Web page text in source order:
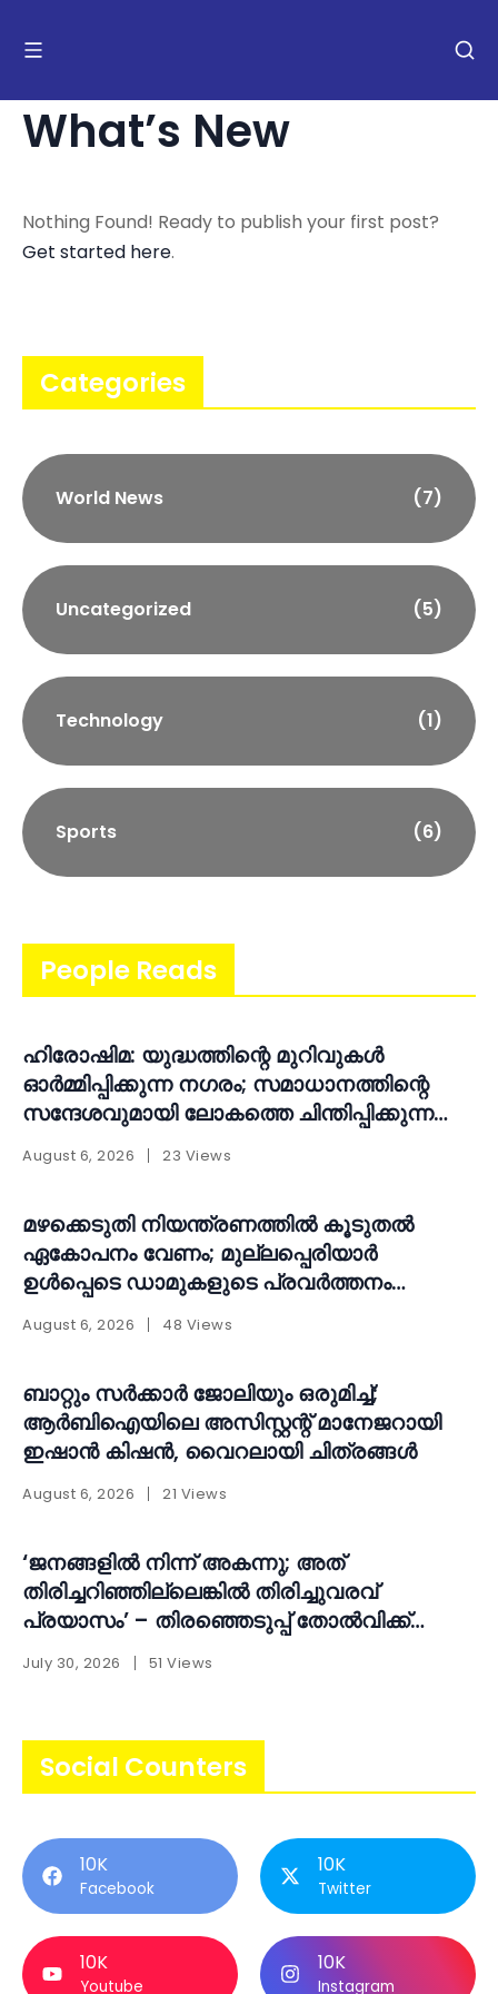
What’s New
Nothing Found! Ready to publish your first post?
Get started here.
Categories
World News (7)
Uncategorized (5)
Technology (1)
Sports (6)
People Reads
ഹിരോഷിമ: യുദ്ധത്തിന്റെ മുറിവുകൾ
ഓർമ്മിപ്പിക്കുന്ന നഗരം; സമാധാനത്തിന്റെ
സന്ദേശവുമായി ലോകത്തെ ചിന്തിപ്പിക്കുന്ന
August 6, 2026 23 Views
മഴക്കെടുതി നിയന്ത്രണത്തിൽ കൂടുതൽ
ഏകോപനം വേണം; മുല്ലപ്പെരിയാർ
ഉൾപ്പെടെ ഡാമുകളുടെ പ്രവർത്തനം
പുനഃപരിശോധിക്കണമെന്ന് ആവശ്യം
August 6, 2026 48 Views
ബാറ്റും സർക്കാർ ജോലിയും ഒരുമിച്ച്;
ആർബിഐയിലെ അസിസ്റ്റന്റ് മാനേജറായി
ഇഷാൻ കിഷൻ, വൈറലായി ചിത്രങ്ങൾ
August 6, 2026 21 Views
‘ജനങ്ങളിൽ നിന്ന് അകന്നു; അത്
തിരിച്ചറിഞ്ഞില്ലെങ്കിൽ തിരിച്ചുവരവ്
പ്രയാസം’ – തിരഞ്ഞെടുപ്പ് തോൽവിക്ക്
പിന്നാലെ ആത്മപരിശോധനയുമായി എ.എൻ.
ഷംസീർ
July 30, 2026 51 Views
Social Counters
10K
Facebook
10K
Twitter
10K
Youtube
10K
Instagram